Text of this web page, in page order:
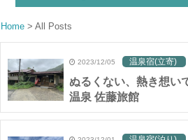
Home All Posts
2023/12/05 温泉宿(立寄)
ぬるくない、熱き想い
温泉 佐藤旅館